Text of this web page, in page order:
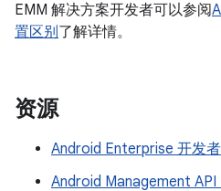
EMM 解决方案开发者可以参阅
置区别了解详情。
资源
Android Enterprise 开发
Android Management API